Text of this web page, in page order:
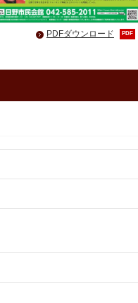
PDFダウンロード PDF